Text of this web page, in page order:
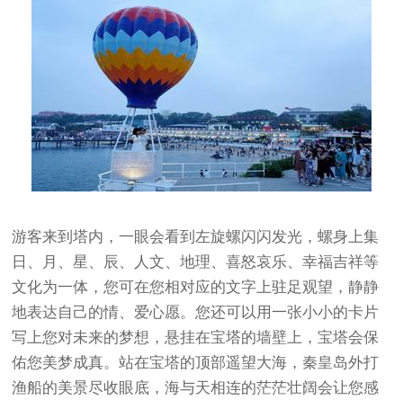
游客来到塔内，一眼会看到左旋螺闪闪发光，螺身上集
日、月、星、辰、人文、地理、喜怒哀乐、幸福吉祥等
文化为一体，您可在您相对应的文字上驻足观望，静静
地表达自己的情、爱心愿。您还可以用一张小小的卡片
写上您对未来的梦想，悬挂在宝塔的墙壁上，宝塔会保
佑您美梦成真。站在宝塔的顶部遥望大海，秦皇岛外打
渔船的美景尽收眼底，海与天相连的茫茫壮阔会让您感